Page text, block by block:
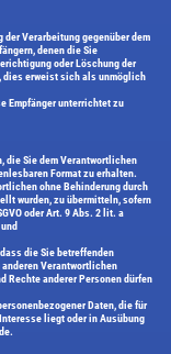
Verarbeitung gegenüber dem
denen die Sie
oder Löschung der
dies erweist sich als unmöglich
Empfänger unterrichtet zu
die Sie dem Verantwortlichen
Format zu erhalten.
ohne Behinderung durch
wurden, zu übermitteln, sofern
oder Art. 9 Abs. 2 lit. a
die Sie betreffenden
Verantwortlichen
Rechte anderer Personen dürfen
Daten, die für
liegt oder in Ausübung